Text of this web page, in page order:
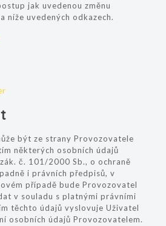
jak uvedenou změnu
níže uvedených odkazech.
být ze strany Provozovatele
některých osobních údajů
č. 101/2000 Sb., o ochraně
i právních předpisů, v
případě bude Provozovatel
v souladu s platnými právními
těchto údajů vyslovuje Uživatel
osobních údajů Provozovatelem.